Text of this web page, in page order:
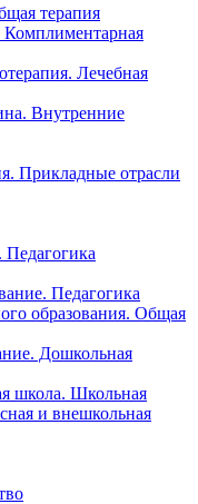
терапия
Лечебная
Внутренние
Прикладные отрасли
Педагогика
образования. Общая
Дошкольная
школа. Школьная
и внешкольная